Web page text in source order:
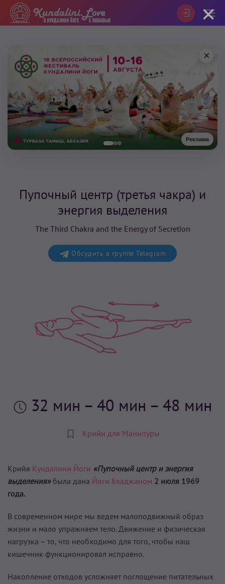
Реклама
×
Пупочный центр (третья чакра) и
энергия выделения
The Third Chakra and the Energy of Secretion
Обсудить в группе Telegram
32 мин – 40 мин – 48 мин
Крийи для Манипуры
Крийя Кундалини Йоги «Пупочный центр и энергия
выделения»была дана Йоги Бхаджаном 2 июля 1969
года.
В современном мире мы ведем малоподвижный образ
жизни и мало упражняем тело. Движение и физическая
нагрузка – то, что необходимо для того, чтобы наш
кишечник функционировал исправно.
Накопление отходов усложняет поглощение питательных
×